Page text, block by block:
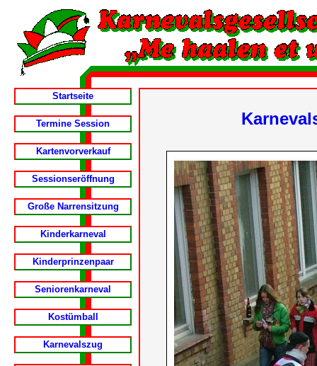
Startseite
Termine Session
Kartenvorverkauf
Sessionseröffnung
Große Narrensitzung
Kinderkarneval
Kinderprinzenpaar
Seniorenkarneval
Kostümball
Karnevalszug